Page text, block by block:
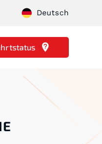
Deutsch